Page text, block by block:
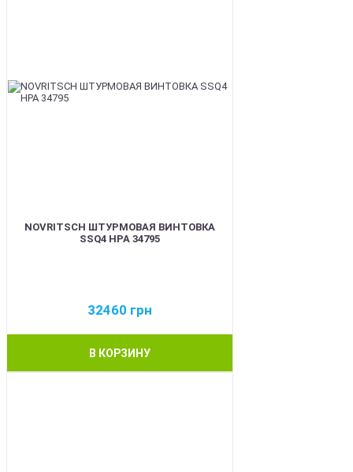
NOVRITSCH ШТУРМОВАЯ ВИНТОВКА
SSQ4 HPA 34795
32460 грн
В КОРЗИНУ